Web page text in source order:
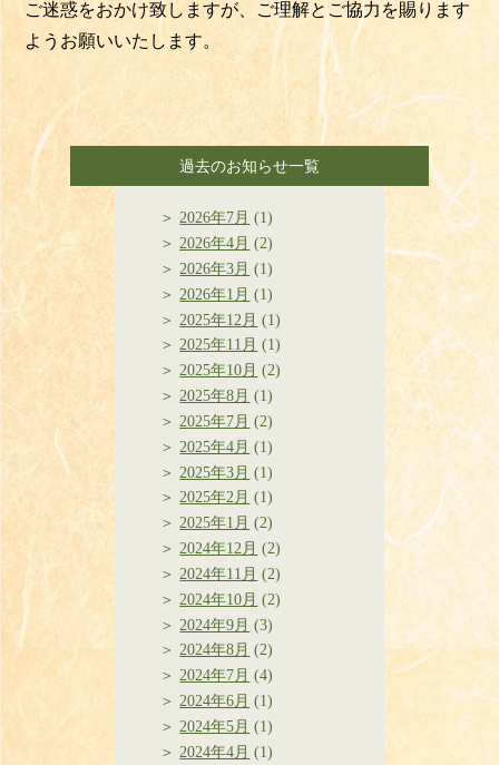
ご迷惑をおかけ致しますが、ご理解とご協力を賜ります
ようお願いいたします。
過去のお知らせ一覧
2026年7月 (1)
2026年4月 (2)
2026年3月 (1)
2026年1月 (1)
2025年12月 (1)
2025年11月 (1)
2025年10月 (2)
2025年8月 (1)
2025年7月 (2)
2025年4月 (1)
2025年3月 (1)
2025年2月 (1)
2025年1月 (2)
2024年12月 (2)
2024年11月 (2)
2024年10月 (2)
2024年9月 (3)
2024年8月 (2)
2024年7月 (4)
2024年6月 (1)
2024年5月 (1)
2024年4月 (1)